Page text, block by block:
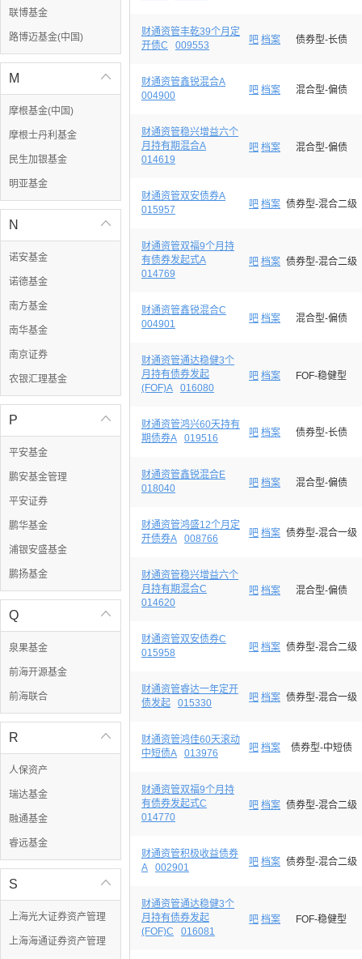
联博基金
路博迈基金(中国)

M
摩根基金(中国)
摩根士丹利基金
民生加银基金
明亚基金

N
诺安基金
诺德基金
南方基金
南华基金
南京证券
农银汇理基金

P
平安基金
鹏安基金管理
平安证券
鹏华基金
浦银安盛基金
鹏扬基金

Q
泉果基金
前海开源基金
前海联合

R
人保资产
瑞达基金
融通基金
睿远基金

S
上海光大证券资产管理
上海海通证券资产管理
财通资管丰乾39个月定
开债C
009553 吧 档案 债券型-长债
财通资管鑫锐混合A
004900
吧 档案 混合型-偏债
财通资管稳兴增益六个
月持有期混合A
014619
吧 档案 混合型-偏债
财通资管双安债券A
015957
吧 档案 债券型-混合二级
财通资管双福9个月持
有债券发起式A
014769
吧 档案 债券型-混合二级
财通资管鑫锐混合C
004901
吧 档案 混合型-偏债
财通资管通达稳健3个
月持有债券发起
(FOF)A
016080
吧 档案 FOF-稳健型
财通资管鸿兴60天持有
期债券A
019516 吧 档案 债券型-长债
财通资管鑫锐混合E
018040
吧 档案 混合型-偏债
财通资管鸿盛12个月定
开债券A
008766 吧 档案 债券型-混合一级
财通资管稳兴增益六个
月持有期混合C
014620
吧 档案 混合型-偏债
财通资管双安债券C
015958
吧 档案 债券型-混合二级
财通资管睿达一年定开
债发起
015330 吧 档案 债券型-混合一级
财通资管鸿佳60天滚动
中短债A
013976 吧 档案 债券型-中短债
财通资管双福9个月持
有债券发起式C
014770
吧 档案 债券型-混合二级
财通资管积极收益债券
A
002901 吧 档案 债券型-混合二级
财通资管通达稳健3个
月持有债券发起
(FOF)C
016081
吧 档案 FOF-稳健型